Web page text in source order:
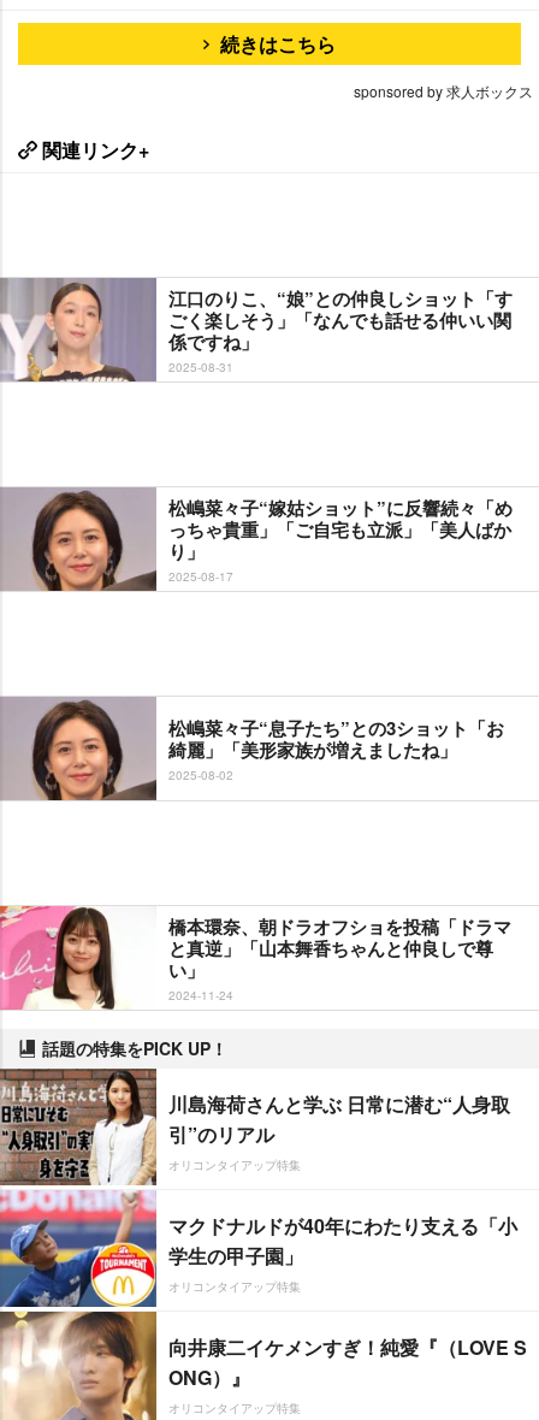
続きはこちら
sponsored by 求人ボックス
関連リンク+
江口のりこ、“娘”との仲良しショット「す
ごく楽しそう」「なんでも話せる仲いい関
係ですね」
2025-08-31
松嶋菜々子“嫁姑ショット”に反響続々「め
っちゃ貴重」「ご自宅も立派」「美人ばか
り」
2025-08-17
松嶋菜々子“息子たち”との3ショット「お
綺麗」「美形家族が増えましたね」
2025-08-02
橋本環奈、朝ドラオフショを投稿「ドラマ
と真逆」「山本舞香ちゃんと仲良しで尊
い」
2024-11-24
話題の特集をPICK UP！
川島海荷さんと学ぶ 日常に潜む“人身取
引”のリアル
オリコンタイアップ特集
マクドナルドが40年にわたり支える「小
学生の甲子園」
オリコンタイアップ特集
向井康二イケメンすぎ！純愛『（LOVE S
ONG）』
オリコンタイアップ特集